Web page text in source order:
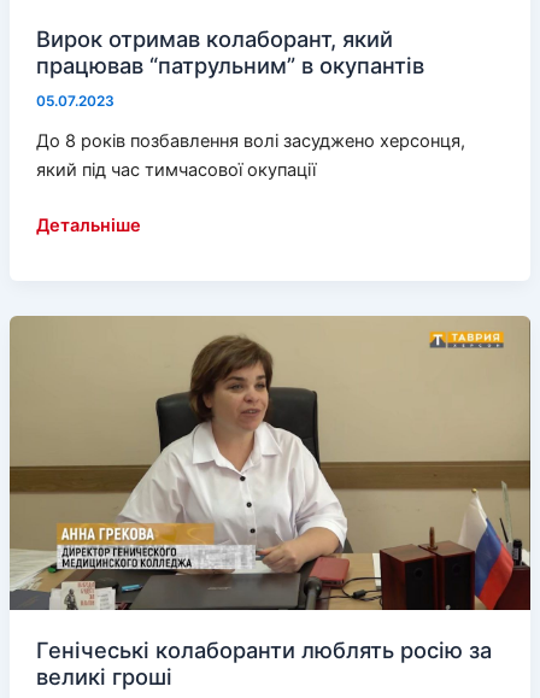
Вирок отримав колаборант, який
працював “патрульним” в окупантів
05.07.2023
До 8 років позбавлення волі засуджено херсонця,
який під час тимчасової окупації
Вирок
який
Детальніше
Генічеські колаборанти люблять росію за
великі гроші